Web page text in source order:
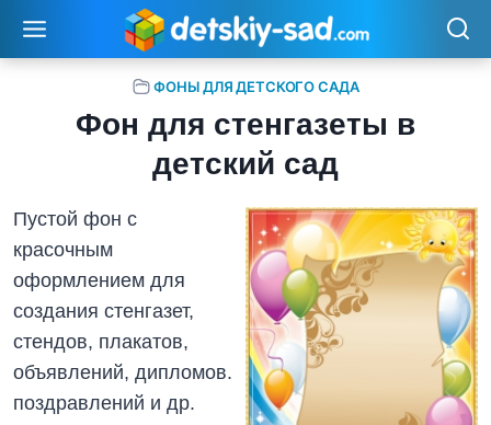
ФОНЫ ДЛЯ ДЕТСКОГО САДА
Фон для стенгазеты в
детский сад
Пустой фон с
красочным
оформлением для
создания стенгазет,
стендов, плакатов,
объявлений, дипломов.
поздравлений и др.